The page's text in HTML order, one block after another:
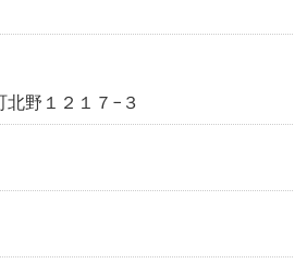
野１２１７−３